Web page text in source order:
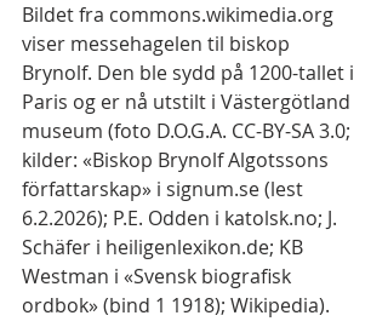
Bildet fra commons.wikimedia.org
viser messehagelen til biskop
Brynolf. Den ble sydd på 1200-tallet i
Paris og er nå utstilt i Västergötland
museum (foto D.O.G.A. CC-BY-SA 3.0;
kilder: «Biskop Brynolf Algotssons
författarskap» i signum.se (lest
6.2.2026); P.E. Odden i katolsk.no; J.
Schäfer i heiligenlexikon.de; KB
Westman i «Svensk biografisk
ordbok» (bind 1 1918); Wikipedia).